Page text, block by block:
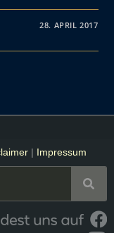
28. APRIL 2017
| Impressum